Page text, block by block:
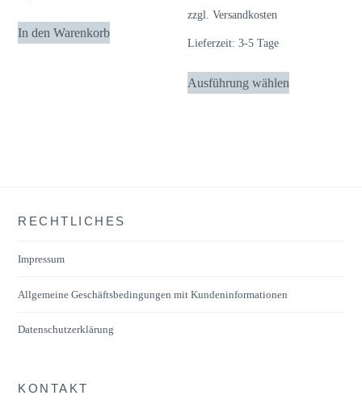
In den Warenkorb
zzgl.Versandkosten
Lieferzeit:3-5 Tage
Ausführung wählen
Dieses
Produkt
RECHTLICHES
Impressum
Allgemeine Geschäftsbedingungen mit Kundeninformationen
Datenschutzerklärung
KONTAKT